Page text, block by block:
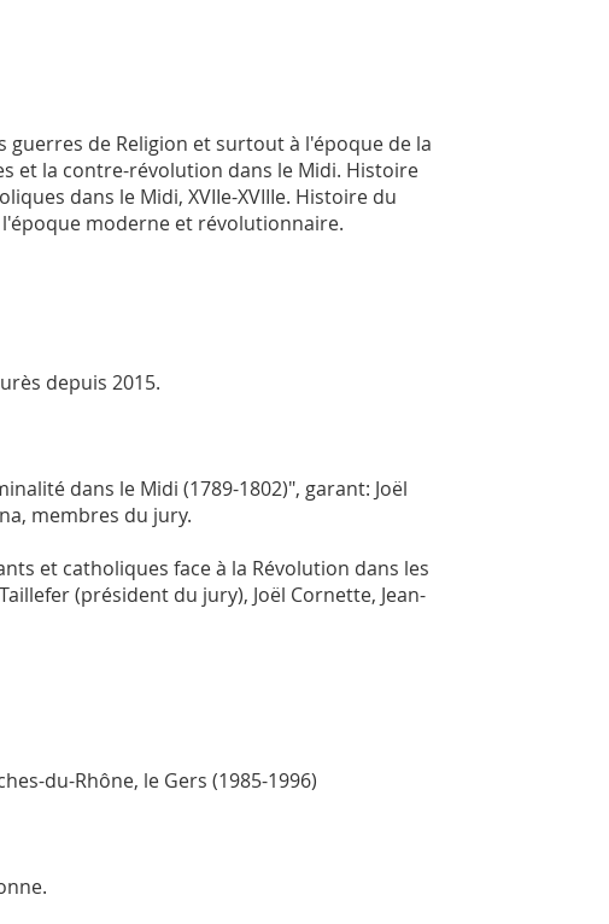
de Religion et surtout à l'époque de la
et la contre-révolution dans le Midi. Histoire
dans le Midi, XVIIe-XVIIIe. Histoire du
moderne et révolutionnaire.
depuis 2015.
dans le Midi (1789-1802)", garant: Joël
membres du jury.
et catholiques face à la Révolution dans les
(président du jury), Joël Cornette, Jean-
du-Rhône, le Gers (1985-1996)